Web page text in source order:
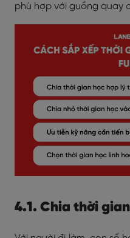
phù hợp với guồng quay
4.1. Chia thời